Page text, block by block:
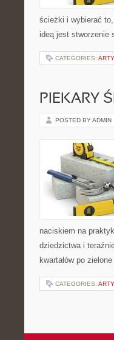
ścieżki i wybierać
ideą jest stworzenie
CATEGORIES:
PIEKARY
POSTED BY ADMIN
naciskiem na
dziedzictwa i
kwartałów po
CATEGORIES: